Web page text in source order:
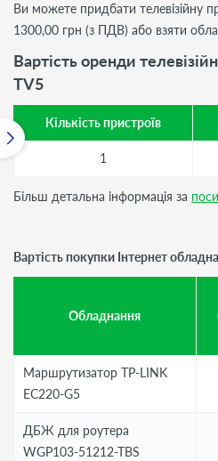
Ви можете придбати телевізійну
1300,00 грн (з ПДВ) або взяти
Вартість оренди
TV5
Кількість пристроїв
1
Більш детальна інформація за
Вартість покупки Інтернет
Обладнання
Маршрутизатор TP-LINK
EC220-G5
ДБЖ для роутера
WGP103-51212-TBS